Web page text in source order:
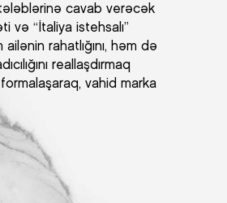
cavab verəcək
və “İtaliya istehsalı”
rahatlığını, həm də
reallaşdırmaq
vahid marka